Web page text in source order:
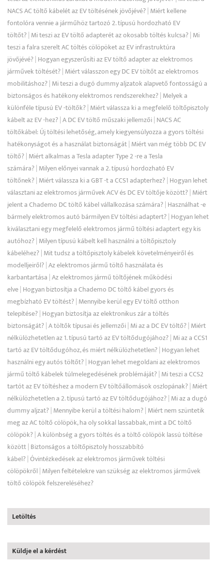
NACS AC töltő kábelét az EV töltésének jövőjévé?| Miért kellene
fontolóra vennie a járműhöz tartozó 2. típusú hordozható EV
töltőt?| Mi teszi az EV töltő adapterét az okosabb töltés kulcsa?| Mi
teszi a falra szerelt AC töltés cölöpöket az EV infrastruktúra
jövőjévé?| Hogyan egyszerűsíti az EV töltő adapter az elektromos
járművek töltését?| Miért válasszon egy DC EV töltőt az elektromos
mobilitáshoz?| Mi teszi a dugó dummy aljzatok alapvető fontosságú a
biztonságos és hatékony elektromos rendszerekhez?| Melyek a
különféle típusú EV -töltők?| Miért válassza ki a megfelelő töltőpisztoly
kábelt az EV -hez?|A DC EV töltő műszaki jellemzői| NACS AC
töltőkábel: Új töltési lehetőség, amely kiegyensúlyozza a gyors töltési
hatékonyságot és a használat biztonságát| Miért van még több DC EV
töltő?| Miért alkalmas a Tesla adapter Type 2 -re a Tesla
számára?| Milyen előnyei vannak a 2. típusú hordozható EV
töltőnek?| Miért válassza ki a GBT -t a CCS1 adapterhez?| Hogyan lehet
választani az elektromos járművek ACV és DC EV töltője között?| Miért
jelent a Chademo DC töltő kábel vállalkozása számára?| Használhat -e
bármely elektromos autó bármilyen EV töltési adaptert?| Hogyan lehet
kiválasztani egy megfelelő elektromos jármű töltési adaptert egy kis
autóhoz?| Milyen típusú kábelt kell használni a töltőpisztoly
kábeléhez?| Mit tudsz a töltőpisztoly kábelek követelményeiről és
modelljeiről?|Az elektromos jármű töltő használata és
karbantartása |Az elektromos jármű töltőjének működési
elve| Hogyan biztosítja a Chademo DC töltő kábel gyors és
megbízható EV töltést?| Mennyibe kerül egy EV töltő otthon
telepítése?| Hogyan biztosítja az elektronikus zár a töltés
biztonságát?|A töltők típusai és jellemzői| Mi az a DC EV töltő?| Miért
nélkülözhetetlen az 1. típusú tartó az EV töltődugójához?| Mi az a CCS1
tartó az EV töltődugóhoz, és miért nélkülözhetetlen?| Hogyan lehet
használni egy autós töltőt?| Hogyan lehet megoldani az elektromos
jármű töltő kábelek túlmelegedésének problémáját?| Mi teszi a CCS2
tartót az EV töltéshez a modern EV töltőállomások oszlopának?| Miért
nélkülözhetetlen a 2. típusú tartó az EV töltődugójához?| Mi az a dugó
dummy aljzat?| Mennyibe kerül a töltési halom?| Miért nem szüntetik
meg az AC töltő cölöpök, ha oly sokkal lassabbak, mint a DC töltő
cölöpök?|A különbség a gyors töltés és a töltő cölöpök lassú töltése
között| Biztonságos a töltőpisztoly hosszabbító
kábel?|Óvintézkedések az elektromos járművek töltési
cölöpökről | Milyen feltételekre van szükség az elektromos járművek
töltő cölöpök felszereléséhez?
Letöltés
Küldje el a kérdést